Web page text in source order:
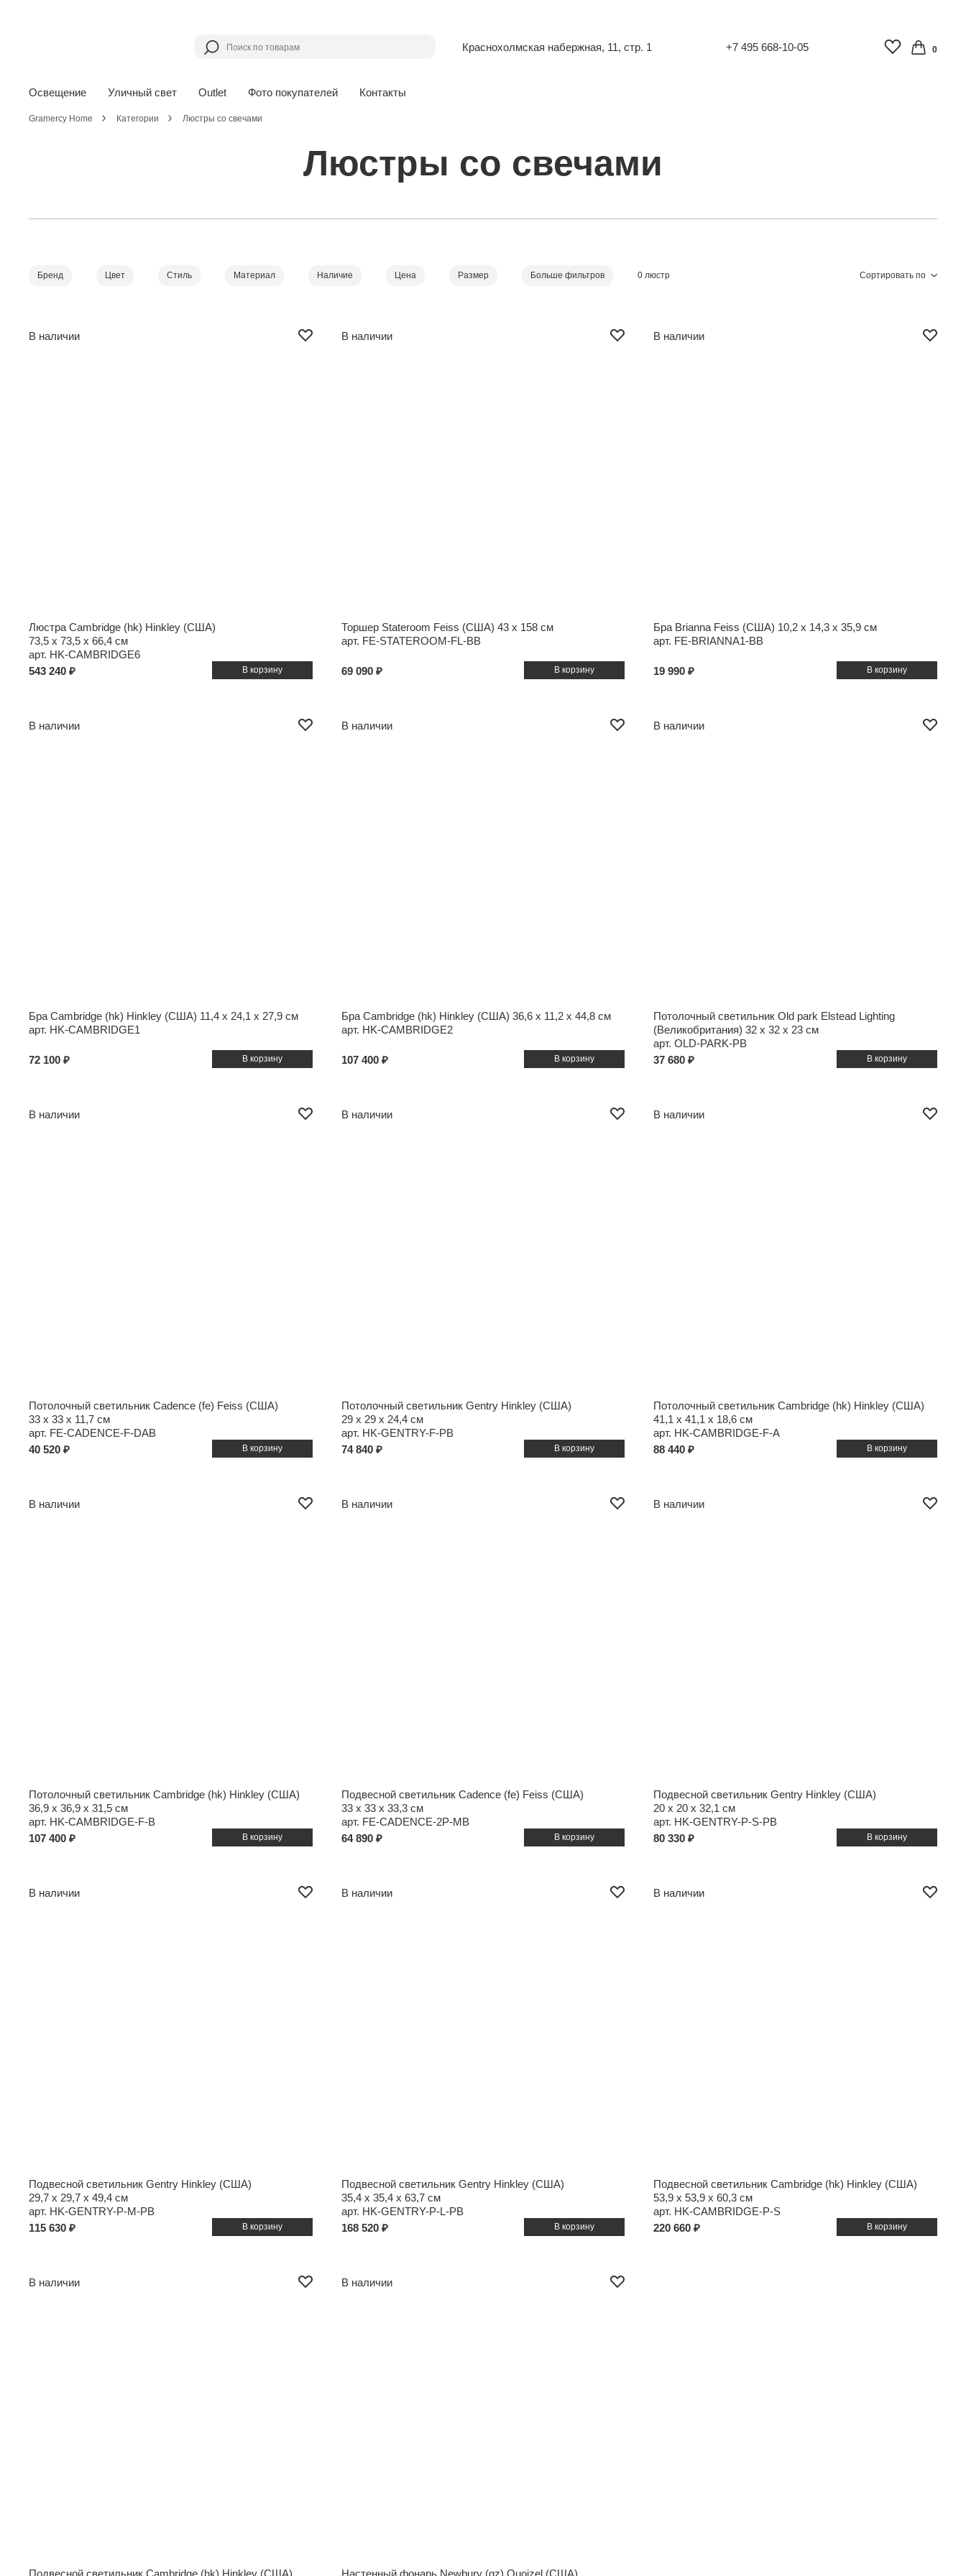
Краснохолмская набержная, 11, стр. 1 +7 495 668-10-05 0
Освещение Уличный свет Outlet Фото покупателей Контакты
Gramercy Home Категории Люстры со свечами
Люстры со свечами
Сортировать по
Бренд Цвет Стиль Материал Наличие Цена Размер Больше фильтров 0 люстр
В наличии
Люстра Cambridge (hk) Hinkley (США)
73,5 x 73,5 x 66,4 см
арт. HK-CAMBRIDGE6
543 240 ₽
В наличии
Торшер Stateroom Feiss (США) 43 x 158 см
арт. FE-STATEROOM-FL-BB
69 090 ₽
В наличии
Бра Brianna Feiss (США) 10,2 x 14,3 x 35,9 см
арт. FE-BRIANNA1-BB
19 990 ₽
В наличии
Бра Cambridge (hk) Hinkley (США) 11,4 x 24,1 x 27,9 см
арт. HK-CAMBRIDGE1
72 100 ₽
В наличии
Бра Cambridge (hk) Hinkley (США) 36,6 x 11,2 x 44,8 см
арт. HK-CAMBRIDGE2
107 400 ₽
В наличии
Потолочный светильник Old park Elstead Lighting
(Великобритания)32 x 32 x 23 см
арт. OLD-PARK-PB
37 680 ₽
В наличии
Потолочный светильник Cadence (fe) Feiss (США)
33 x 33 x 11,7 см
арт. FE-CADENCE-F-DAB
40 520 ₽
В наличии
Потолочный светильник Gentry Hinkley (США)
29 x 29 x 24,4 см
арт. HK-GENTRY-F-PB
74 840 ₽
В наличии
Потолочный светильник Cambridge (hk) Hinkley (США)
41,1 x 41,1 x 18,6 см
арт. HK-CAMBRIDGE-F-A
88 440 ₽
В наличии
Потолочный светильник Cambridge (hk) Hinkley (США)
36,9 x 36,9 x 31,5 см
арт. HK-CAMBRIDGE-F-B
107 400 ₽
В наличии
Подвесной светильник Cadence (fe) Feiss (США)
33 x 33 x 33,3 см
арт. FE-CADENCE-2P-MB
64 890 ₽
В наличии
Подвесной светильник Gentry Hinkley (США)
20 x 20 x 32,1 см
арт. HK-GENTRY-P-S-PB
80 330 ₽
В наличии
Подвесной светильник Gentry Hinkley (США)
29,7 x 29,7 x 49,4 см
арт. HK-GENTRY-P-M-PB
115 630 ₽
В наличии
Подвесной светильник Gentry Hinkley (США)
35,4 x 35,4 x 63,7 см
арт. HK-GENTRY-P-L-PB
168 520 ₽
В наличии
Подвесной светильник Cambridge (hk) Hinkley (США)
53,9 x 53,9 x 60,3 см
арт. HK-CAMBRIDGE-P-S
220 660 ₽
В наличии
Подвесной светильник Cambridge (hk) Hinkley (США)
В наличии
Настенный фонарь Newbury (qz) Quoizel (США)